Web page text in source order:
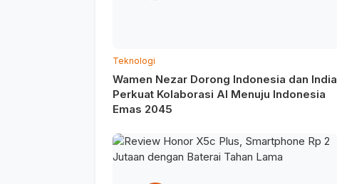
Teknologi
Wamen Nezar Dorong Indonesia dan India
Perkuat Kolaborasi AI Menuju Indonesia
Emas 2045